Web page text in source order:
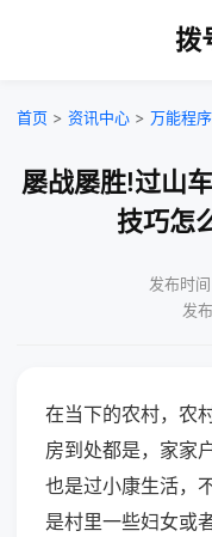
拨
首页 > 资讯中心 > 万能程序
屡战屡胜!过山
技巧怎
发布时
发
在当下的农村，农
房到处都是，家家
也是过小康生活，
是村里一些妇女或